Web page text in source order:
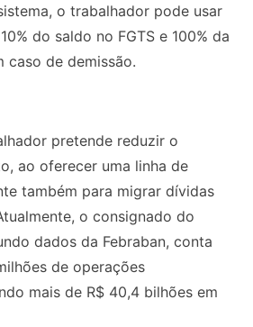
o trabalhador pode usar
do saldo no FGTS e 100% da
caso de demissão.
pretende reduzir o
ao oferecer uma linha de
também para migrar dívidas
o consignado do
dados da Febraban, conta
de operações
mais de R$ 40,4 bilhões em